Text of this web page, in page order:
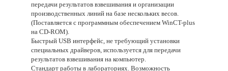
передачи результатов взвешивания и организации
производственных линий на базе нескольких весов.
(Поставляется с программным обеспечением WinCT-plus
на CD-ROM).
Быстрый USB интерфейс, не требующий установки
специальных драйверов, используется для передачи
результатов взвешивания на компьютер.
Стандарт работы в лабораториях. Возможность